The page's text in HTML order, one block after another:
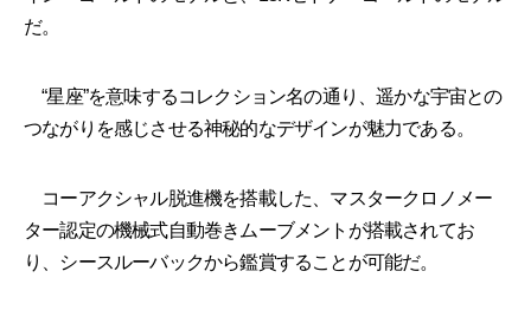
だ。
“星座”を意味するコレクション名の通り、遥かな宇宙との
つながりを感じさせる神秘的なデザインが魅力である。
コーアクシャル脱進機を搭載した、マスタークロノメー
ター認定の機械式自動巻きムーブメントが搭載されてお
り、シースルーバックから鑑賞することが可能だ。